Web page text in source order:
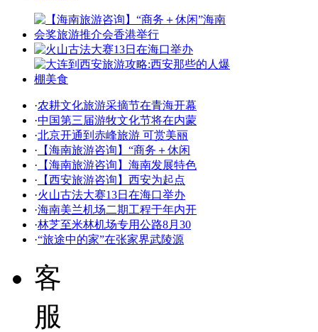
·农耕文化旅游采摘节在青海开幕
·中国第三届游牧文化节将在内蒙
·北京开通到赤峰旅游 可赏美丽
· 【海南旅游咨询】“商务＋休闲
· 【海南旅游咨询】海南发展特色
· 【西安旅游咨询】西安为起点
·火山古法大赛13日在海口举办
·海南美兰机场二期工程于年内开
·林芝至米林机场专用公路8月30
·“旅途中的家”在张家界武陵源
客
服